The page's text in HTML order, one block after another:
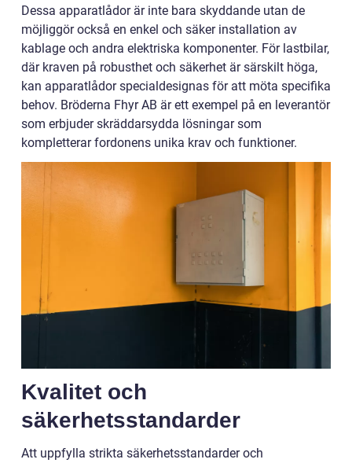
Dessa apparatlådor är inte bara skyddande utan de
möjliggör också en enkel och säker installation av
kablage och andra elektriska komponenter. För lastbilar,
där kraven på robusthet och säkerhet är särskilt höga,
kan apparatlådor specialdesignas för att möta specifika
behov. Bröderna Fhyr AB är ett exempel på en leverantör
som erbjuder skräddarsydda lösningar som
kompletterar fordonens unika krav och funktioner.
Kvalitet och
säkerhetsstandarder
Att uppfylla strikta säkerhetsstandarder och